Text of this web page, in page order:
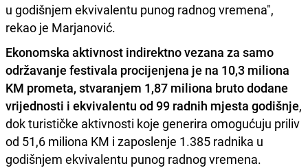
u godišnjem ekvivalentu punog radnog vremena",
rekao je Marjanović.
Ekonomska aktivnost indirektno vezana za samo
održavanje festivala procijenjena je na 10,3 miliona
KM prometa, stvaranjem 1,87 miliona bruto dodane
vrijednosti i ekvivalentu od 99 radnih mjesta godišnje,
dok turističke aktivnosti koje generira omogućuju priliv
od 51,6 miliona KM i zaposlenje 1.385 radnika u
godišnjem ekvivalentu punog radnog vremena.